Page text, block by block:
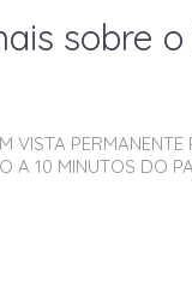
sobre
PERMANENTE
A 10 MINUTOS DO